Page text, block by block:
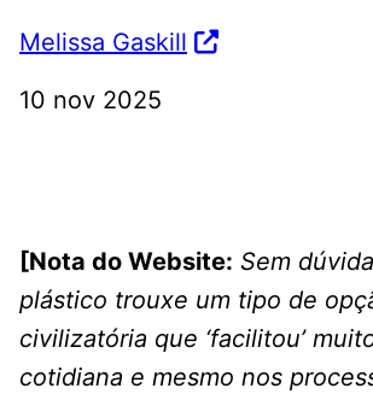
Melissa Gaskill
10 nov 2025
[Nota do Website: Sem
plástico trouxe um tipo de
civilizatória que ‘facilitou’
cotidiana e mesmo nos